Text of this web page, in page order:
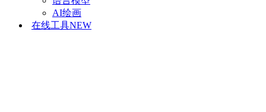
AI绘画
在线工具NEW